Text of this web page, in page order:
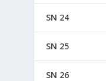
SN 24
SN 25
SN 26